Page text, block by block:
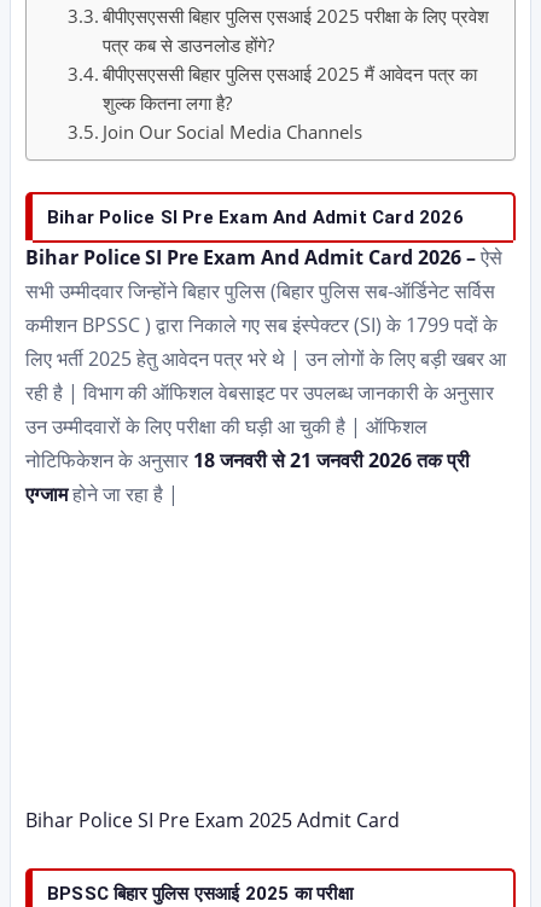
बीपीएसएससी बिहार पुलिस एसआई 2025 परीक्षा के लिए प्रवेश
पत्र कब से डाउनलोड होंगे?
बीपीएसएससी बिहार पुलिस एसआई 2025 मैं आवेदन पत्र का
शुल्क कितना लगा है?
Join Our Social Media Channels
Bihar Police SI Pre Exam And Admit Card 2026
Bihar Police SI Pre Exam And Admit Card 2026 –ऐसे
सभी उम्मीदवार जिन्होंने बिहार पुलिस (बिहार पुलिस सब-ऑर्डिनेट सर्विस
कमीशन BPSSC ) द्वारा निकाले गए सब इंस्पेक्टर (SI) के 1799 पदों के
लिए भर्ती 2025 हेतु आवेदन पत्र भरे थे | उन लोगों के लिए बड़ी खबर आ
रही है | विभाग की ऑफिशल वेबसाइट पर उपलब्ध जानकारी के अनुसार
उन उम्मीदवारों के लिए परीक्षा की घड़ी आ चुकी है | ऑफिशल
नोटिफिकेशन के अनुसार 18 जनवरी से 21 जनवरी 2026 तक प्री
एग्जामहोने जा रहा है |
Bihar Police SI Pre Exam 2025 Admit Card
BPSSC बिहार पुलिस एसआई 2025 का परीक्षा